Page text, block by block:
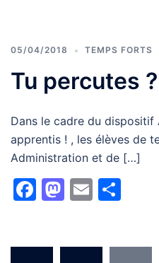
05/04/2018 TEMPS FORTS
Tu percutes
Dans le cadre du dispositif
apprentis ! , les élèves de
Administration et de […]
Facebook
Mastodon
Email